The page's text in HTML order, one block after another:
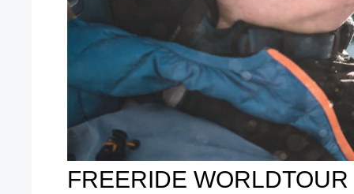
FREERIDE